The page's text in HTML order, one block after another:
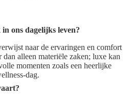
ons dagelijks leven?
naar de ervaringen en comfort
alleen materiële zaken; luxe kan
momenten zoals een heerlijke
dag.